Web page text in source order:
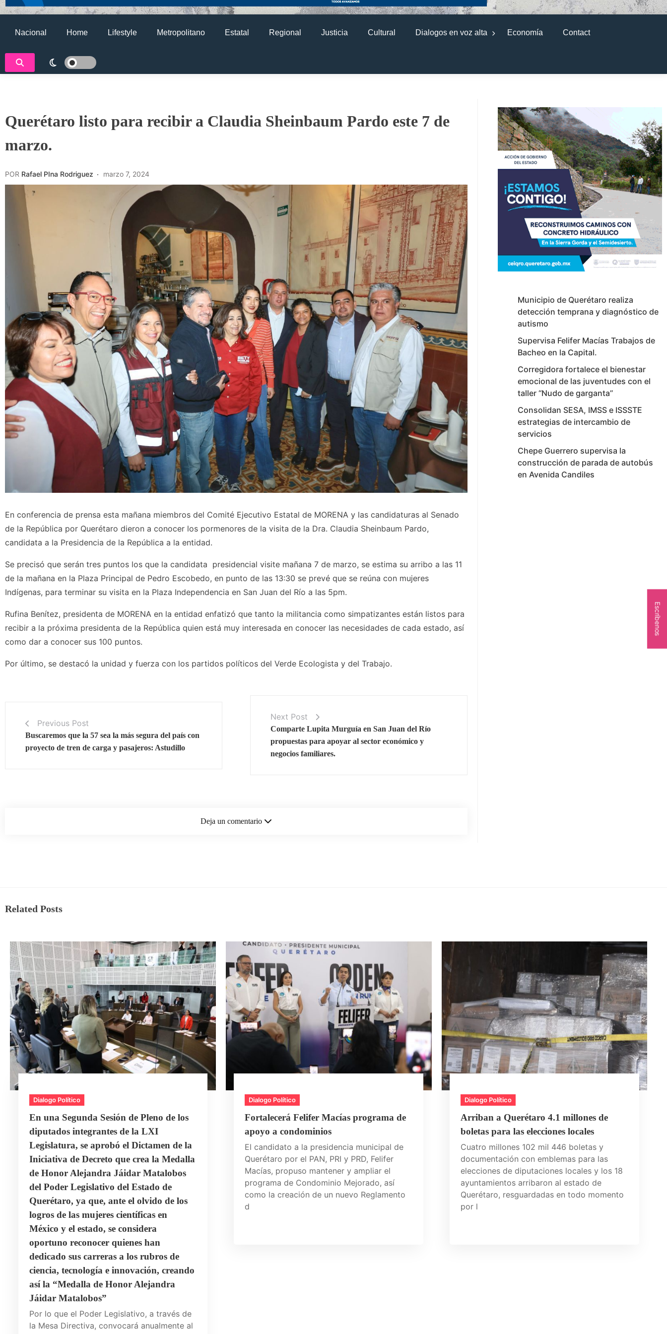
Nacional Home Lifestyle Metropolitano Estatal Regional Justicia Cultural Dialogos en voz alta Economía Contact
Querétaro listo para recibir a Claudia Sheinbaum Pardo este 7 de
marzo.
POR Rafael PIna Rodriguez marzo 7, 2024
En conferencia de prensa esta mañana miembros del Comité Ejecutivo Estatal de MORENA y las candidaturas al Senado
de la República por Querétaro dieron a conocer los pormenores de la visita de la Dra. Claudia Sheinbaum Pardo,
candidata a la Presidencia de la República a la entidad.
Se precisó que serán tres puntos los que la candidata presidencial visite mañana 7 de marzo, se estima su arribo a las 11
de la mañana en la Plaza Principal de Pedro Escobedo, en punto de las 13:30 se prevé que se reúna con mujeres
Indígenas, para terminar su visita en la Plaza Independencia en San Juan del Río a las 5pm.
Rufina Benítez, presidenta de MORENA en la entidad enfatizó que tanto la militancia como simpatizantes están listos para
recibir a la próxima presidenta de la República quien está muy interesada en conocer las necesidades de cada estado, así
como dar a conocer sus 100 puntos.
Por último, se destacó la unidad y fuerza con los partidos políticos del Verde Ecologista y del Trabajo.
Previous Post
Buscaremos que la 57 sea la más segura del país con
proyecto de tren de carga y pasajeros: Astudillo
Next Post
Comparte Lupita Murguía en San Juan del Río
propuestas para apoyar al sector económico y
negocios familiares.
Deja un comentario
Municipio de Querétaro realiza
detección temprana y diagnóstico de
autismo
Supervisa Felifer Macías Trabajos de
Bacheo en la Capital.
Corregidora fortalece el bienestar
emocional de las juventudes con el
taller ‘‘Nudo de garganta’’
Consolidan SESA, IMSS e ISSSTE
estrategias de intercambio de
servicios
Chepe Guerrero supervisa la
construcción de parada de autobús
en Avenida Candiles
Related Posts
Dialogo Político
En una Segunda Sesión de Pleno de los
diputados integrantes de la LXI
Legislatura, se aprobó el Dictamen de la
Iniciativa de Decreto que crea la Medalla
de Honor Alejandra Jáidar Matalobos
del Poder Legislativo del Estado de
Querétaro, ya que, ante el olvido de los
logros de las mujeres científicas en
México y el estado, se considera
oportuno reconocer quienes han
dedicado sus carreras a los rubros de
ciencia, tecnología e innovación, creando
así la “Medalla de Honor Alejandra
Jáidar Matalobos”
Por lo que el Poder Legislativo, a través de
la Mesa Directiva, convocará anualmente al
Dialogo Político
Fortalecerá Felifer Macías programa de
apoyo a condominios
El candidato a la presidencia municipal de
Querétaro por el PAN, PRI y PRD, Felifer
Macías, propuso mantener y ampliar el
programa de Condominio Mejorado, así
como la creación de un nuevo Reglamento
d
Dialogo Político
Arriban a Querétaro 4.1 millones de
boletas para las elecciones locales
Cuatro millones 102 mil 446 boletas y
documentación con emblemas para las
elecciones de diputaciones locales y los 18
ayuntamientos arribaron al estado de
Querétaro, resguardadas en todo momento
por l
Escríbenos